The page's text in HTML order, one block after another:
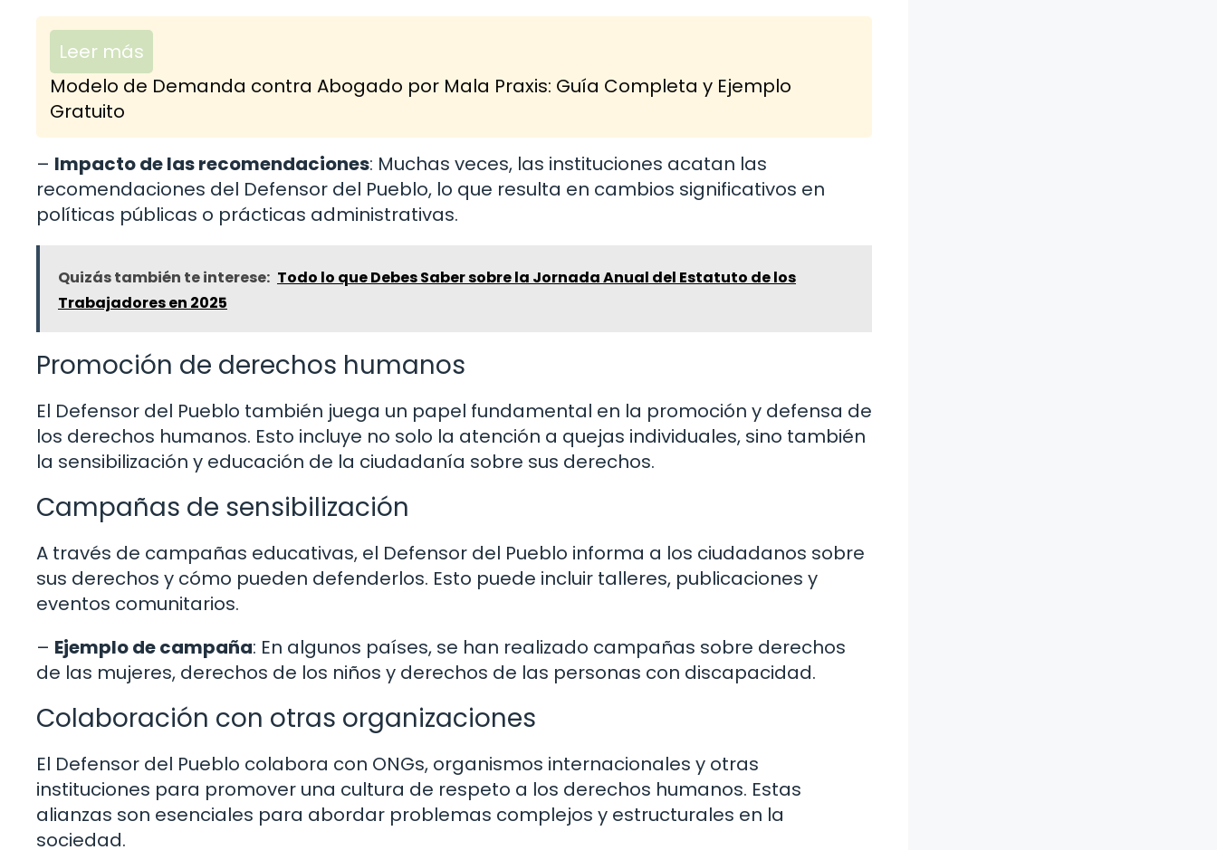
Leer más
Modelo de Demanda contra Abogado por Mala Praxis: Guía Completa y Ejemplo
Gratuito
– Impacto de las recomendaciones: Muchas veces, las instituciones acatan las
recomendaciones del Defensor del Pueblo, lo que resulta en cambios significativos en
políticas públicas o prácticas administrativas.
Quizás también te interese: Todo lo que Debes Saber sobre la Jornada Anual del Estatuto de los
Trabajadores en 2025
Promoción de derechos humanos
El Defensor del Pueblo también juega un papel fundamental en la promoción y defensa de
los derechos humanos. Esto incluye no solo la atención a quejas individuales, sino también
la sensibilización y educación de la ciudadanía sobre sus derechos.
Campañas de sensibilización
A través de campañas educativas, el Defensor del Pueblo informa a los ciudadanos sobre
sus derechos y cómo pueden defenderlos. Esto puede incluir talleres, publicaciones y
eventos comunitarios.
– Ejemplo de campaña: En algunos países, se han realizado campañas sobre derechos
de las mujeres, derechos de los niños y derechos de las personas con discapacidad.
Colaboración con otras organizaciones
El Defensor del Pueblo colabora con ONGs, organismos internacionales y otras
instituciones para promover una cultura de respeto a los derechos humanos. Estas
alianzas son esenciales para abordar problemas complejos y estructurales en la
sociedad.